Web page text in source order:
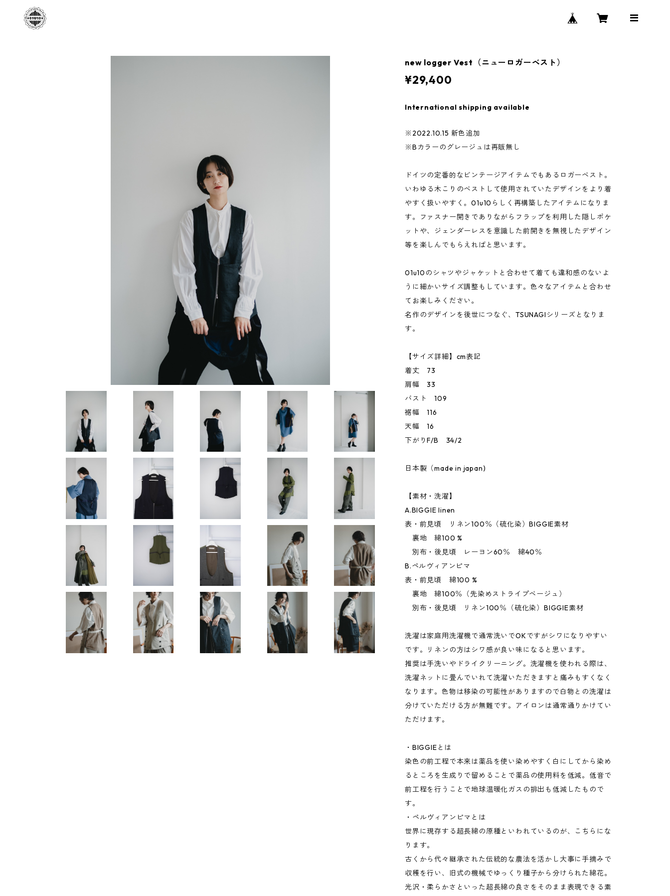
new logger Vest（ニューロガーベスト）
¥29,400
International shipping available
※2022.10.15 新色追加
※Bカラーのグレージュは再販無し
ドイツの定番的なビンテージアイテムでもあるロガーベスト。
いわゆる木こりのベストして使用されていたデザインをより着
やすく扱いやすく。01u10らしく再構築したアイテムになりま
す。ファスナー開きでありながらフラップを利用した隠しポケ
ットや、ジェンダーレスを意識した前開きを無視したデザイン
等を楽しんでもらえればと思います。
01u10のシャツやジャケットと合わせて着ても違和感のないよ
うに細かいサイズ調整もしています。色々なアイテムと合わせ
てお楽しみください。
名作のデザインを後世につなぐ、TSUNAGIシリーズとなりま
す。
【サイズ詳細】cm表記
着丈 73
肩幅 33
バスト 109
裾幅 116
天幅 16
下がりF/B 34/2
日本製（made in japan)
【素材・洗濯】
A.BIGGIE linen
表・前見頃 リネン100％（硫化染）BIGGIE素材
裏地 綿100 %
別布・後見頃 レーヨン60％ 綿40％
B.ペルヴィアンピマ
表・前見頃 綿100 %
裏地 綿100％（先染めストライプベージュ）
別布・後見頃 リネン100％（硫化染）BIGGIE素材
洗濯は家庭用洗濯機で通常洗いでOKですがシワになりやすい
です。リネンの方はシワ感が良い味になると思います。
推奨は手洗いやドライクリーニング。洗濯機を使われる際は、
洗濯ネットに畳んでいれて洗濯いただきますと痛みもすくなく
なります。色物は移染の可能性がありますので白物との洗濯は
分けていただける方が無難です。アイロンは通常通りかけてい
ただけます。
・BIGGIEとは
染色の前工程で本来は薬品を使い染めやすく白にしてから染め
るところを生成りで留めることで薬品の使用料を低減。低音で
前工程を行うことで地球温暖化ガスの排出も低減したもので
す。
・ペルヴィアンピマとは
世界に現存する超長綿の原種といわれているのが、こちらにな
ります。
古くから代々継承された伝統的な農法を活かし大事に手摘みで
収穫を行い、旧式の機械でゆっくり種子から分けられた綿花。
光沢・柔らかさといった超長綿の良さをそのまま表現できる素